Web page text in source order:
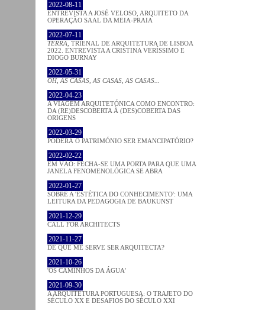
2022-08-11
ENTREVISTA A JOSÉ VELOSO, ARQUITETO DA
OPERAÇÃO SAAL DA MEIA-PRAIA
2022-07-11
TERRA , TRIENAL DE ARQUITETURA DE LISBOA
2022. ENTREVISTA A CRISTINA VERÍSSIMO E
DIOGO BURNAY
2022-05-31
OH, AS CASAS, AS CASAS, AS CASAS...
2022-04-23
A VIAGEM ARQUITETÓNICA COMO ENCONTRO:
DA (RE)DESCOBERTA À (DES)COBERTA DAS
ORIGENS
2022-03-29
PODERÁ O PATRIMÓNIO SER EMANCIPATÓRIO?
2022-02-22
EM VÃO: FECHA-SE UMA PORTA PARA QUE UMA
JANELA FENOMENOLÓGICA SE ABRA
2022-01-27
SOBRE A 'ESTÉTICA DO CONHECIMENTO': UMA
LEITURA DA PEDAGOGIA DE BAUKUNST
2021-12-29
CALL FOR ARCHITECTS
2021-11-27
DE QUE ME SERVE SER ARQUITECTA?
2021-10-26
'OS CAMINHOS DA ÁGUA'
2021-09-30
A ARQUITETURA PORTUGUESA: O TRAJETO DO
SÉCULO XX E DESAFIOS DO SÉCULO XXI